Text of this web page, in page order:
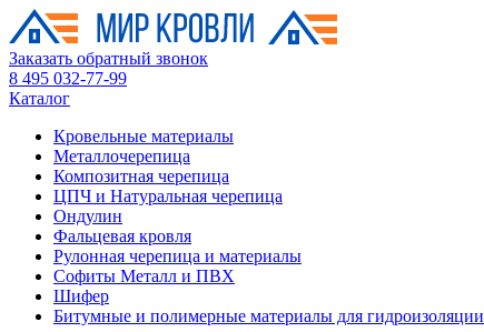
Заказать обратный звонок
8 495 032-77-99
Каталог
Кровельные материалы
Металлочерепица
Композитная черепица
ЦПЧ и Натуральная черепица
Ондулин
Фальцевая кровля
Рулонная черепица и материалы
Софиты Металл и ПВХ
Шифер
Битумные и полимерные материалы для гидроизоляции